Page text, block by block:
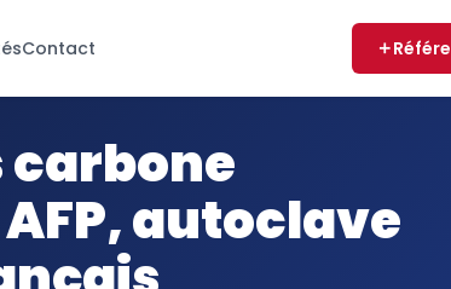
Contact
carbone
autoclave